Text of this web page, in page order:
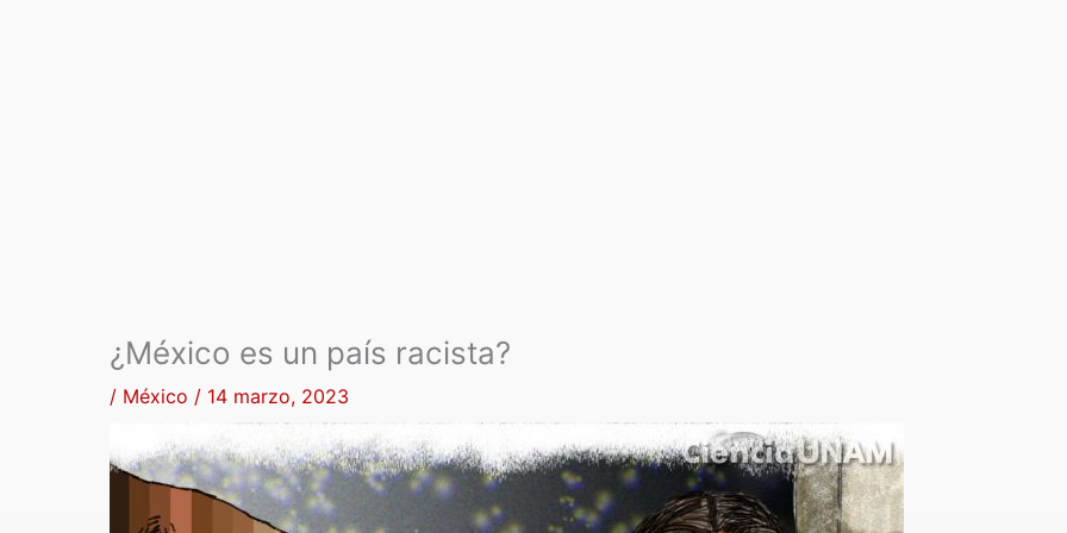
¿México es un país racista?
/ México / 14 marzo, 2023